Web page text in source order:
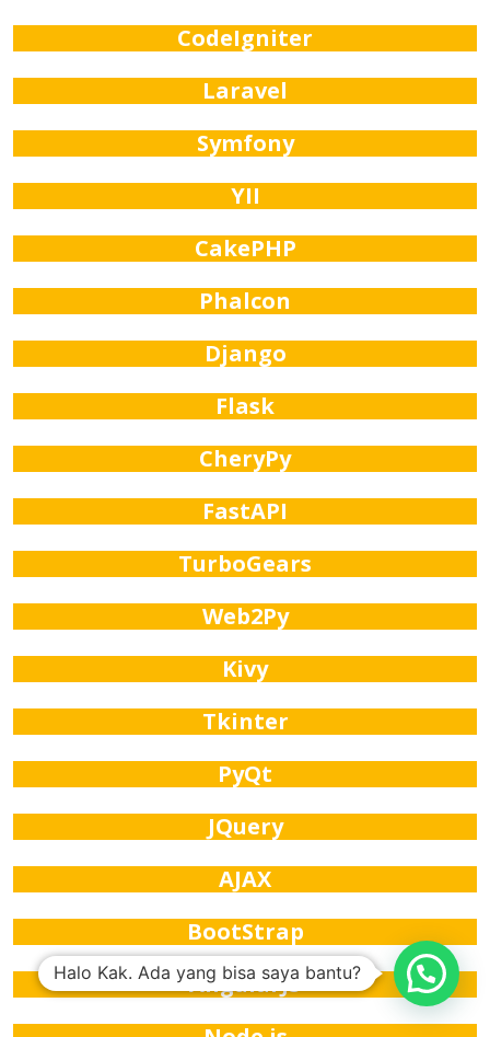
CodeIgniter
Laravel
Symfony
YII
CakePHP
Phalcon
Django
Flask
CheryPy
FastAPI
TurboGears
Web2Py
Kivy
Tkinter
PyQt
JQuery
AJAX
BootStrap
AngularJS
Halo Kak. Ada yang bisa saya bantu?